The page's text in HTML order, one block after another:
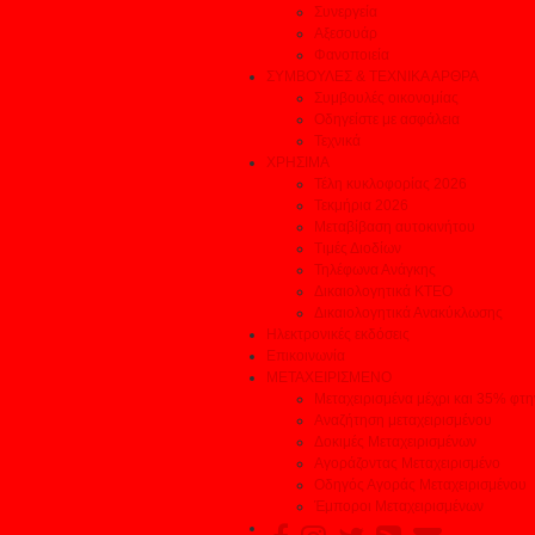
Συνεργεία
Αξεσουάρ
Φανοποιεία
ΣΥΜΒΟΥΛΕΣ & ΤΕΧΝΙΚΑ ΑΡΘΡΑ
Συμβουλές οικονομίας
Οδηγείστε με ασφάλεια
Τεχνικά
ΧΡΗΣΙΜΑ
Τέλη κυκλοφορίας 2026
Τεκμήρια 2026
Μεταβίβαση αυτοκινήτου
Τιμές Διοδίων
Τηλέφωνα Ανάγκης
Δικαιολογητικά ΚΤΕΟ
Δικαιολογητικά Ανακύκλωσης
Ηλεκτρονικές εκδόσεις
Επικοινωνία
ΜΕΤΑΧΕΙΡΙΣΜΕΝΟ
Μεταχειρισμένα μέχρι και 35%
Αναζήτηση μεταχειρισμένου
Δοκιμές Μεταχειρισμένων
Αγοράζοντας Μεταχειρισμένο
Οδηγός Αγοράς Μεταχειρισμένου
Έμποροι Μεταχειρισμένων